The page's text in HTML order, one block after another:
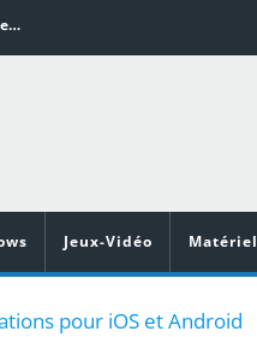
Word en PDF : les outils qui respectent la mise en page
Jeux-Vidéo Matériel
pour iOS et Android